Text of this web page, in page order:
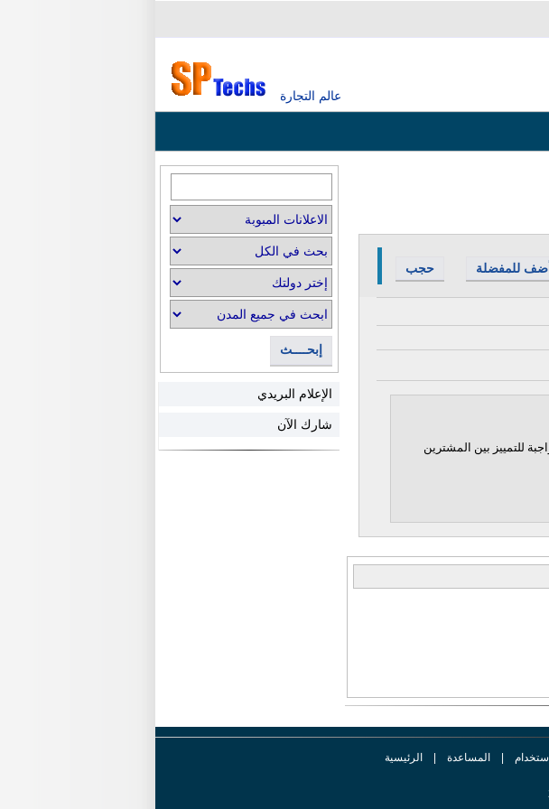
عالم التجارة
حجب أضف للمفضلة
للتمييز بين المشترين
إبحــــث
الإعلام البريدي
شارك الآن
| المساعدة | الرئيسية